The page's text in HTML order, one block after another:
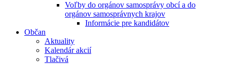
Voľby do orgánov samosprávy obcí a do
orgánov samosprávnych krajov
Informácie pre kandidátov
Občan
Aktuality
Kalendár akcií
Tlačivá